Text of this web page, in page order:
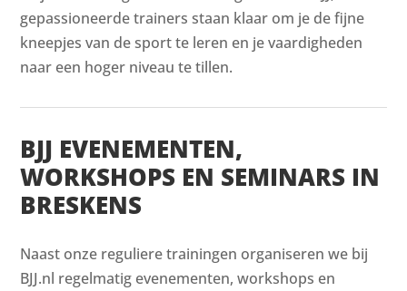
gepassioneerde trainers staan klaar om je de fijne
kneepjes van de sport te leren en je vaardigheden
naar een hoger niveau te tillen.
BJJ EVENEMENTEN,
WORKSHOPS EN SEMINARS IN
BRESKENS
Naast onze reguliere trainingen organiseren we bij
BJJ.nl regelmatig evenementen, workshops en